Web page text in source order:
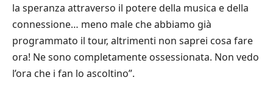
la speranza attraverso il potere della musica e della
connessione… meno male che abbiamo già
programmato il tour, altrimenti non saprei cosa fare
ora! Ne sono completamente ossessionata. Non vedo
l’ora che i fan lo ascoltino”.